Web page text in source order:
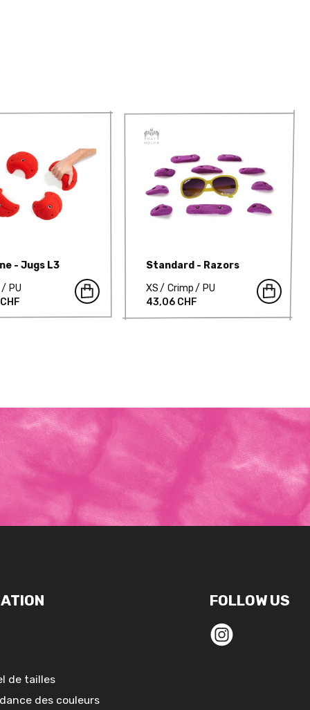
- Jugs L3
PU
Standard - Razors
XS
Crimp
PU
43,06 CHF
de tailles
des couleurs
FOLLOW US